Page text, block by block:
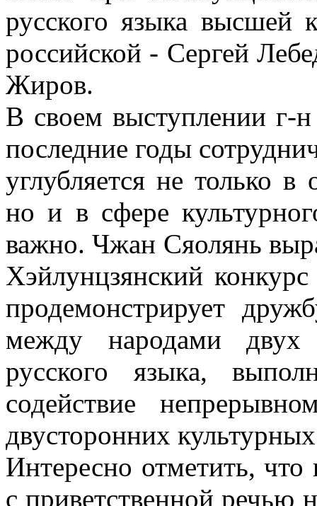
русского языка высшей
российской - Сергей
Жиров.
В своем выступлении г-
последние годы
углубляется не только
но и в сфере
важно. Чжан Сяолянь
Хэйлунцзянский
продемонстрирует
между народами двух
русского языка,
содействие
двусторонних
Интересно отметить,
с приветственной речью